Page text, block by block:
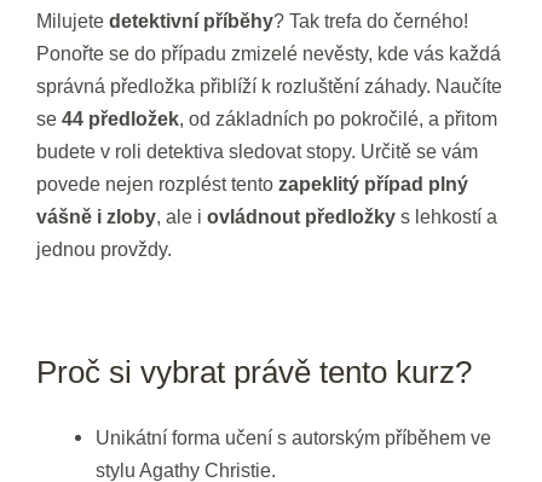
Milujete detektivní příběhy? Tak trefa do černého!
Ponořte se do případu zmizelé nevěsty, kde vás každá
správná předložka přiblíží k rozluštění záhady. Naučíte
se 44 předložek, od základních po pokročilé, a přitom
budete v roli detektiva sledovat stopy. Určitě se vám
povede nejen rozplést tento zapeklitý případ plný
vášně i zloby, ale i ovládnout předložky s lehkostí a
jednou provždy.
Proč si vybrat právě tento kurz?
Unikátní forma učení s autorským příběhem ve
stylu Agathy Christie.